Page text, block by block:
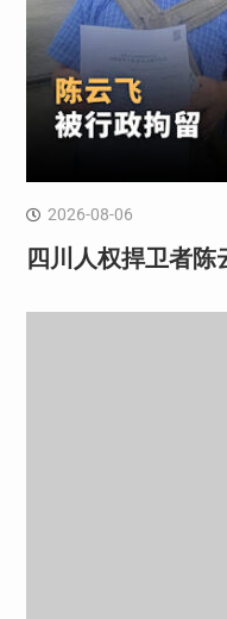
2026-08-06
四川人权捍卫者陈